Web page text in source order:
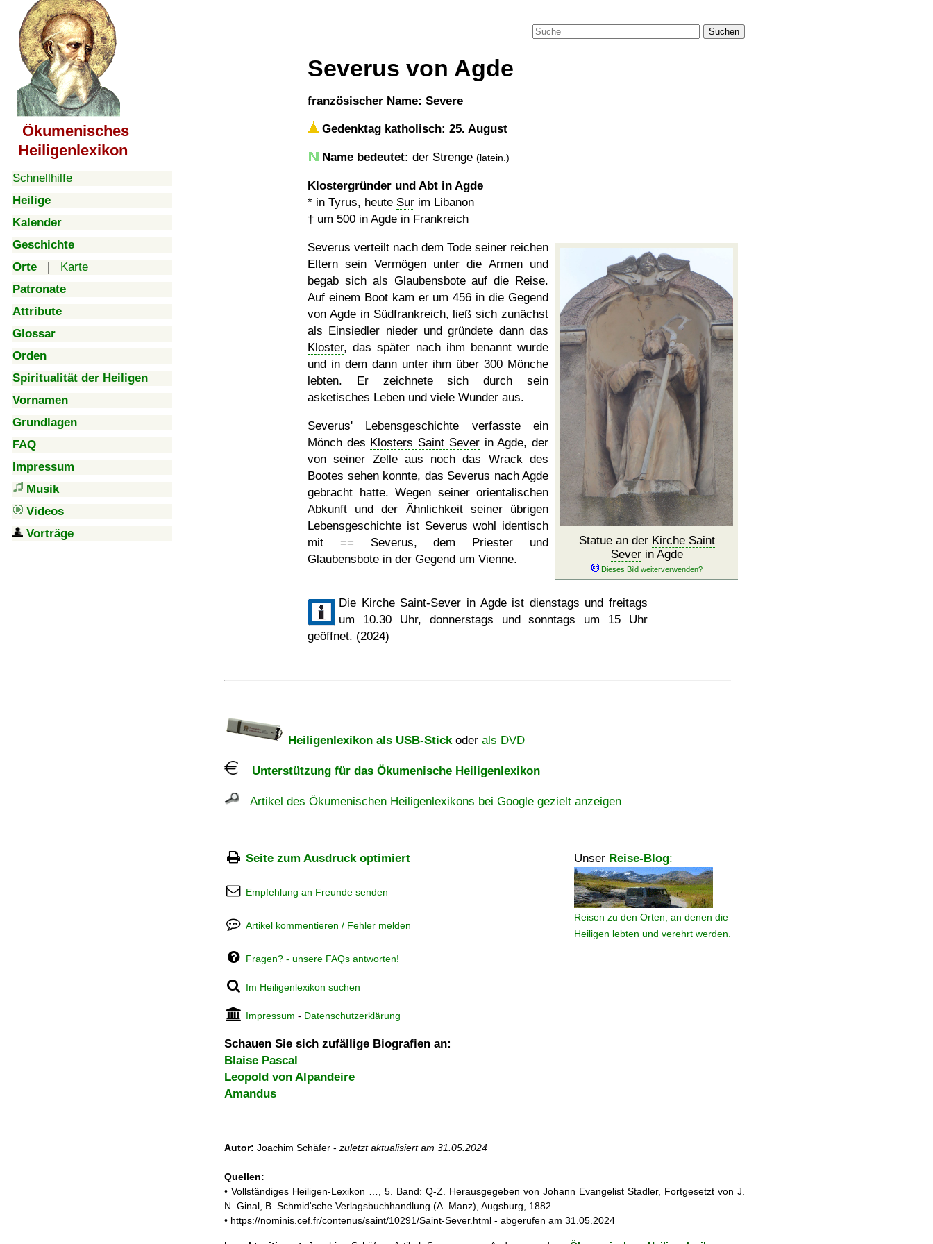
Ökumenisches
Heiligenlexikon
Schnellhilfe
Heilige
Kalender
Geschichte
Orte | Karte
Patronate
Attribute
Glossar
Orden
Spiritualität der Heiligen
Vornamen
Grundlagen
FAQ
Impressum
Musik
Videos
Vorträge
Suchen
Severus von Agde
französischer Name: Severe
Gedenktag katholisch: 25. August
Name bedeutet: der Strenge (latein.)
Klostergründer und Abt in Agde
* in Tyrus, heute Sur im Libanon
† um 500 in Agde in Frankreich
Statue an der Kirche Saint
Severin Agde
Severus verteilt nach dem Tode seiner reichen
Eltern sein Vermögen unter die Armen und
begab sich als Glaubensbote auf die Reise.
Auf einem Boot kam er um 456 in die Gegend
von Agde in Südfrankreich, ließ sich zunächst
als Einsiedler nieder und gründete dann das
Kloster, das später nach ihm benannt wurde
und in dem dann unter ihm über 300 Mönche
lebten. Er zeichnete sich durch sein
asketisches Leben und viele Wunder aus.
Severus' Lebensgeschichte verfasste ein
Mönch des Klosters Saint Severin Agde, der
von seiner Zelle aus noch das Wrack des
Bootes sehen konnte, das Severus nach Agde
gebracht hatte. Wegen seiner orientalischen
Abkunft und der Ähnlichkeit seiner übrigen
Lebensgeschichte ist Severus wohl identisch
mit == Severus, dem Priester und
Glaubensbote in der Gegend um Vienne.
Die Kirche Saint-Sever in Agde ist dienstags und freitags
um 10.30 Uhr, donnerstags und sonntags um 15 Uhr
geöffnet. (2024)
Heiligenlexikon als USB-Stickoder als DVD
Unterstützung für das Ökumenische Heiligenlexikon
Artikel des Ökumenischen Heiligenlexikons bei Google gezielt anzeigen
Seite zum Ausdruck optimiert Unser Reise-Blog:
Reisen zu den Orten, an denen die
Heiligen lebten und verehrt werden.
Empfehlung an Freunde senden
Artikel kommentieren / Fehler melden
Fragen? - unsere FAQs antworten!
Im Heiligenlexikon suchen
Impressum - Datenschutzerklärung
Schauen Sie sich zufällige Biografien an:
Blaise Pascal
Leopold von Alpandeire
Amandus
Autor: Joachim Schäfer - zuletzt aktualisiert am 31.05.2024
Quellen:
• Vollständiges Heiligen-Lexikon …, 5. Band: Q-Z. Herausgegeben von Johann Evangelist Stadler, Fortgesetzt von J.
N. Ginal, B. Schmid'sche Verlagsbuchhandlung (A. Manz), Augsburg, 1882
• https://nominis.cef.fr/contenus/saint/10291/Saint-Sever.html - abgerufen am 31.05.2024